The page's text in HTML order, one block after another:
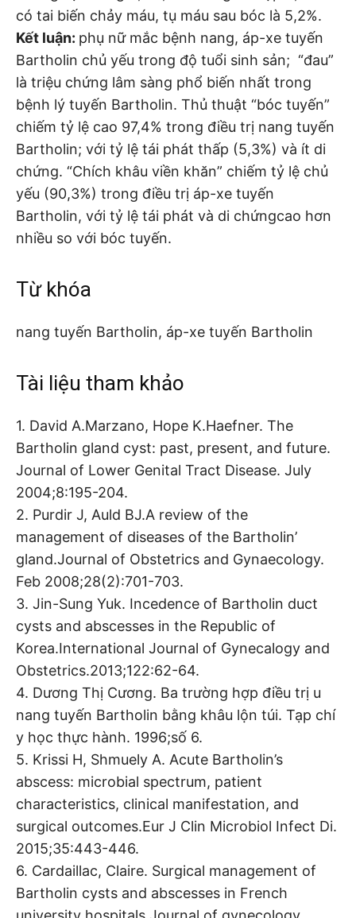
có tai biến chảy máu, tụ máu sau bóc là 5,2%.
Kết luận: phụ nữ mắc bệnh nang, áp-xe tuyến
Bartholin chủ yếu trong độ tuổi sinh sản; “đau”
là triệu chứng lâm sàng phổ biến nhất trong
bệnh lý tuyến Bartholin. Thủ thuật “bóc tuyến”
chiếm tỷ lệ cao 97,4% trong điều trị nang tuyến
Bartholin; với tỷ lệ tái phát thấp (5,3%) và ít di
chứng. “Chích khâu viền khăn” chiếm tỷ lệ chủ
yếu (90,3%) trong điều trị áp-xe tuyến
Bartholin, với tỷ lệ tái phát và di chứngcao hơn
nhiều so với bóc tuyến.
Từ khóa
nang tuyến Bartholin, áp-xe tuyến Bartholin
Tài liệu tham khảo
1. David A.Marzano, Hope K.Haefner. The
Bartholin gland cyst: past, present, and future.
Journal of Lower Genital Tract Disease. July
2004;8:195-204.
2. Purdir J, Auld BJ.A review of the
management of diseases of the Bartholin’
gland.Journal of Obstetrics and Gynaecology.
Feb 2008;28(2):701-703.
3. Jin-Sung Yuk. Incedence of Bartholin duct
cysts and abscesses in the Republic of
Korea.International Journal of Gynecalogy and
Obstetrics.2013;122:62-64.
4. Dương Thị Cương. Ba trường hợp điều trị u
nang tuyến Bartholin bằng khâu lộn túi. Tạp chí
y học thực hành. 1996;số 6.
5. Krissi H, Shmuely A. Acute Bartholin’s
abscess: microbial spectrum, patient
characteristics, clinical manifestation, and
surgical outcomes.Eur J Clin Microbiol Infect Di.
2015;35:443-446.
6. Cardaillac, Claire. Surgical management of
Bartholin cysts and abscesses in French